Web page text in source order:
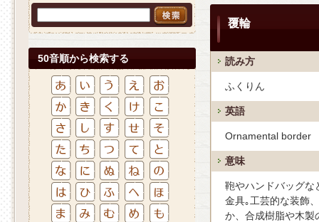
50音順から検索する
覆輪
読み方
ふくりん
英語
Ornamental border
意味
鞄やハンドバッグな
金具｡工芸的な装飾
か、合成樹脂や木製